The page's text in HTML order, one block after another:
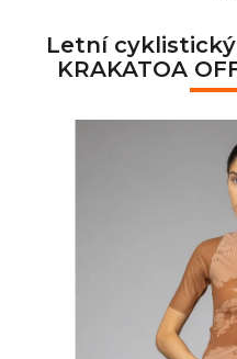
Letní
KRAKATOA